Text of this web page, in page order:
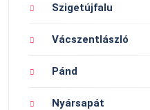
Szigetújfalu
Vácszentlászló
Pánd
Nyársapát